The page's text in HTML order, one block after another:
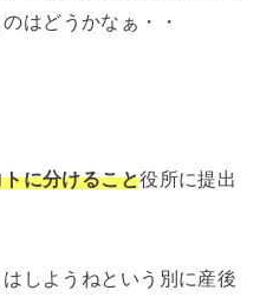
はどうかなぁ・・
に分けること役所に提出
しようねという別に産後